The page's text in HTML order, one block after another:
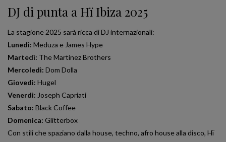
DJ di punta a Hï Ibiza 2025
La stagione 2025 sarà ricca di DJ internazionali:
Lunedì: Meduza e James Hype
Martedì: The Martinez Brothers
Mercoledì: Dom Dolla
Giovedì: Hugel
Venerdì: Joseph Capriati
Sabato: Black Coffee
Domenica: Glitterbox
Con stili che spaziano dalla house, techno, afro house alla disco, Hï